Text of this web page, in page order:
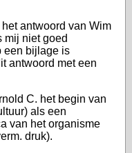
antwoord van Wim
mij niet goed
een bijlage is
antwoord met een
C. het begin van
als een
van het organisme
druk).